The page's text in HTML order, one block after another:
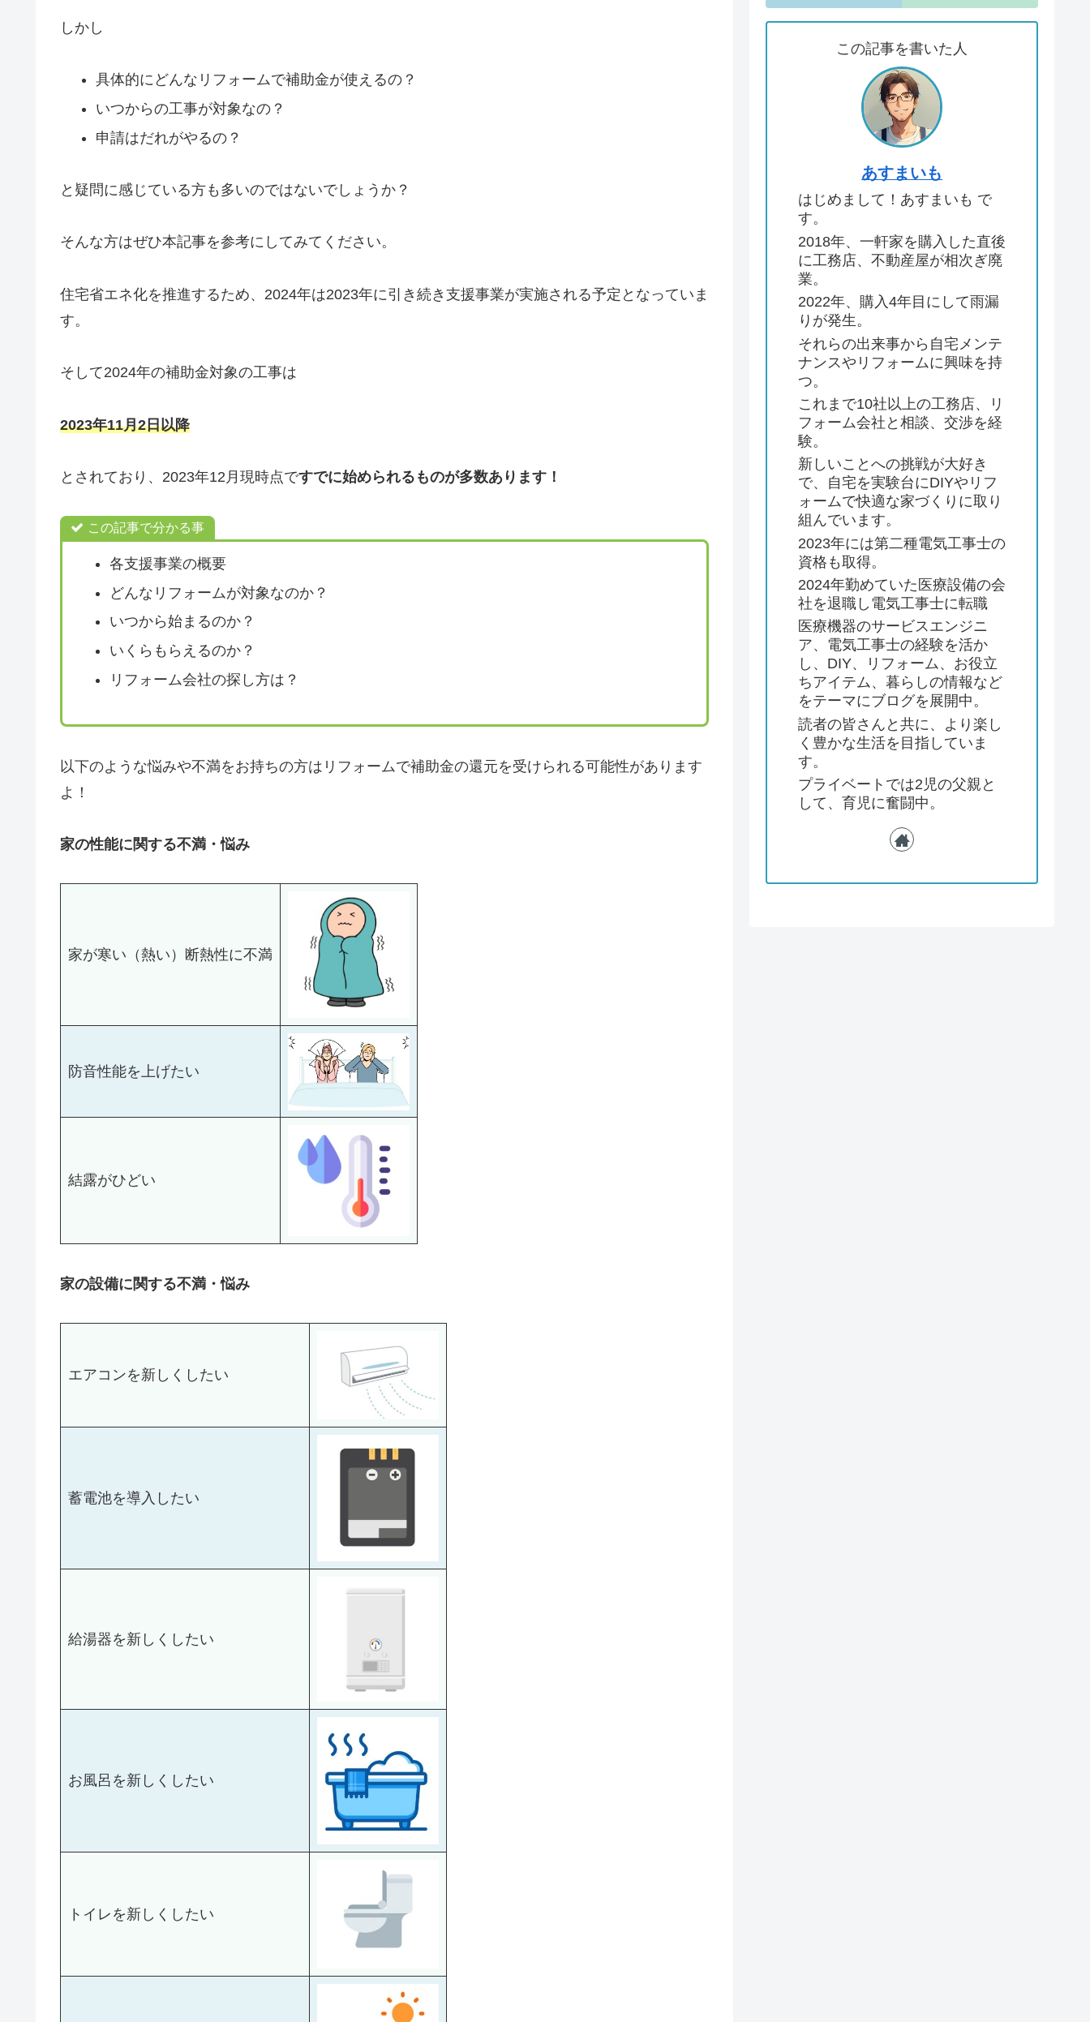
しかし
具体的にどんなリフォームで補助金が使えるの？
いつからの工事が対象なの？
申請はだれがやるの？
と疑問に感じている方も多いのではないでしょうか？
そんな方はぜひ本記事を参考にしてみてください。
住宅省エネ化を推進するため、2024年は2023年に引き続き支援事業が実施される予定となっていま
す。
そして2024年の補助金対象の工事は
2023年11月2日以降
とされており、2023年12月現時点ですでに始められるものが多数あります！
この記事で分かる事
各支援事業の概要
どんなリフォームが対象なのか？
いつから始まるのか？
いくらもらえるのか？
リフォーム会社の探し方は？
以下のような悩みや不満をお持ちの方はリフォームで補助金の還元を受けられる可能性があります
よ！
家の性能に関する不満・悩み
家が寒い（熱い）断熱性に不満
防音性能を上げたい
結露がひどい
家の設備に関する不満・悩み
エアコンを新しくしたい
蓄電池を導入したい
給湯器を新しくしたい
お風呂を新しくしたい
トイレを新しくしたい
この記事を書いた人
あすまいも
はじめまして！あすまいも で
す。
2018年、一軒家を購入した直後
に工務店、不動産屋が相次ぎ廃
業。
2022年、購入4年目にして雨漏
りが発生。
それらの出来事から自宅メンテ
ナンスやリフォームに興味を持
つ。
これまで10社以上の工務店、リ
フォーム会社と相談、交渉を経
験。
新しいことへの挑戦が大好き
で、自宅を実験台にDIYやリフ
ォームで快適な家づくりに取り
組んでいます。
2023年には第二種電気工事士の
資格も取得。
2024年勤めていた医療設備の会
社を退職し電気工事士に転職
医療機器のサービスエンジニ
ア、電気工事士の経験を活か
し、DIY、リフォーム、お役立
ちアイテム、暮らしの情報など
をテーマにブログを展開中。
読者の皆さんと共に、より楽し
く豊かな生活を目指していま
す。
プライベートでは2児の父親と
して、育児に奮闘中。